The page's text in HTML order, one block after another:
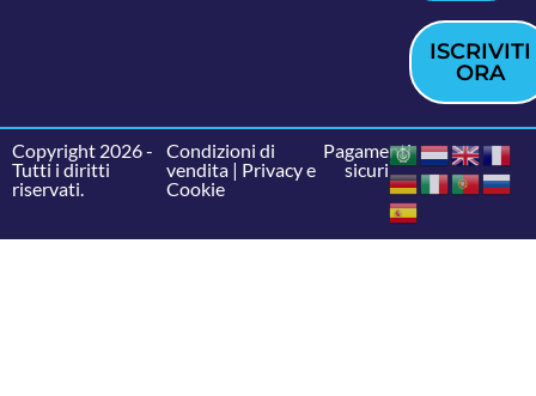
ISCRIVITI
ORA
Copyright 2026 -
Tutti i diritti
riservati.
Condizioni di
vendita| Privacy e
Cookie
Pagamenti
sicuri